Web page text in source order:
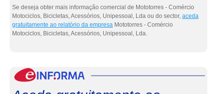
Se deseja obter mais informação comercial de Mototorres - Comércio
Motociclos, Bicicletas, Acessórios, Unipessoal, Lda ou do sector, aceda
gratuitamente ao relatório da empresa Mototorres - Comércio
Motociclos, Bicicletas, Acessórios, Unipessoal, Lda.